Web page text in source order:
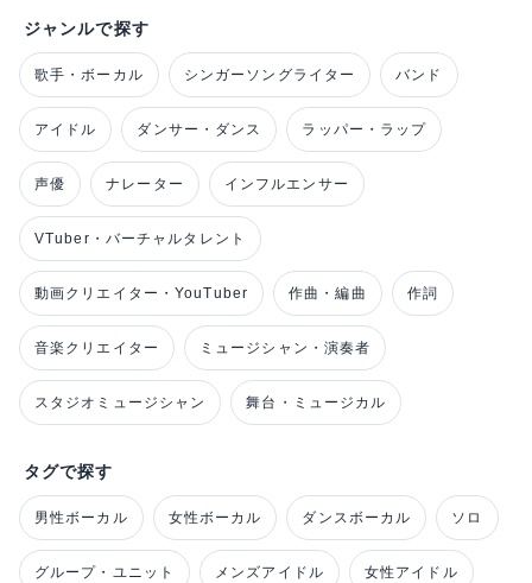
ジャンルで探す
歌手・ボーカル シンガーソングライター バンド
アイドル ダンサー・ダンス ラッパー・ラップ
声優 ナレーター インフルエンサー
VTuber・バーチャルタレント
動画クリエイター・YouTuber 作曲・編曲 作詞
音楽クリエイター ミュージシャン・演奏者
スタジオミュージシャン 舞台・ミュージカル
タグで探す
男性ボーカル 女性ボーカル ダンスボーカル ソロ
グループ・ユニット メンズアイドル 女性アイドル